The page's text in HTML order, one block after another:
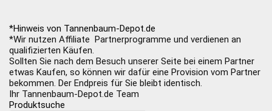
*Hinweis von Tannenbaum-Depot.de
*Wir nutzen Affiliate Partnerprogramme und verdienen an
qualifizierten Käufen.
Sollten Sie nach dem Besuch unserer Seite bei einem Partner
etwas Kaufen, so können wir dafür eine Provision vom Partner
bekommen. Der Endpreis für Sie bleibt identisch.
Ihr Tannenbaum-Depot.de Team
Produktsuche